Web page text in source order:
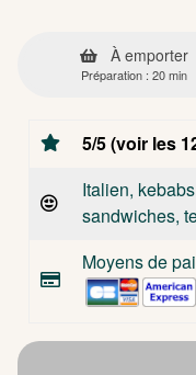
À emporter
Préparation : 20 min
5/5 (voir les
Italien,
sandwiches,
Moyens de